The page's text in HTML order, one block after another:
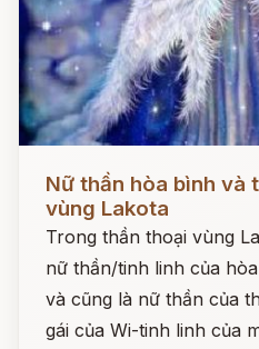
Nữ thần hòa bình và
vùng Lakota
Trong thần thoại vùng
nữ thần/tinh linh của
và cũng là nữ thần của
gái của Wi-tinh linh của